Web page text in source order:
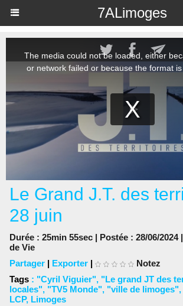
7ALimoges
Le Grand J.T. des
28 juin
Durée : 25min 55sec | Postée : 28/06/2024
de Vie
Partager | Exporter |
Notez
Tags : "Cyril Viguier", "Le grand JT des
locales", "TV5 Monde", "ville de limoges",
LCP, Limoges